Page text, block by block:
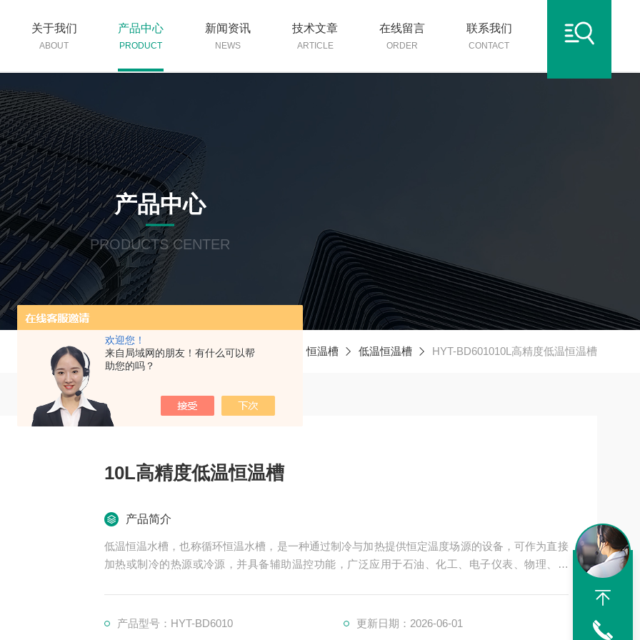
欢迎您！
来自局域网的朋友！有什么可以帮
助您的吗？
关于我们
ABOUT
产品中心
PRODUCT
新闻资讯
NEWS
技术文章
ARTICLE
在线留言
ORDER
联系我们
CONTACT
产品中心
PRODUCTS CENTER
当前位置：首页 产品中心 恒温槽 低温恒温槽 HYT-BD601010L高精度低温恒温槽
10L高精度低温恒温槽
产品简介
低温恒温水槽，也称循环恒温水槽，是一种通过制冷与加热提供恒定温度场源的设备，可作为直接
加热或制冷的热源或冷源，并具备辅助温控功能，广泛应用于石油、化工、电子仪表、物理、化
产品型号：HYT-BD6010
更新日期：2026-06-01